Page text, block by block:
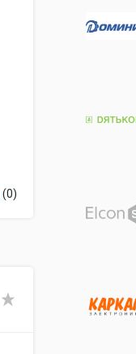
(0)